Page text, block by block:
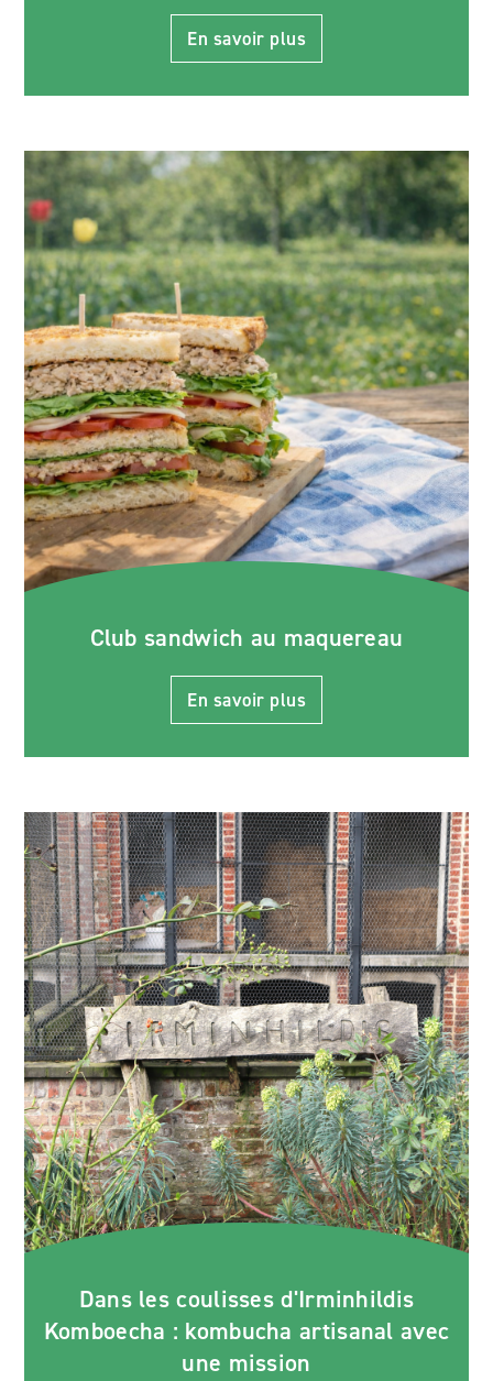
En savoir plus
Club sandwich au maquereau
En savoir plus
Dans les coulisses d'Irminhildis
Komboecha : kombucha artisanal avec
une mission